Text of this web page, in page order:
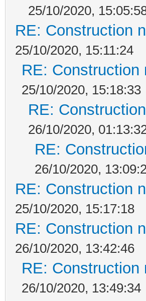
25/10/2020,
RE: Construction
25/10/2020, 15:11:24
RE:
25/10/2020, 15:18:33
RE:
26/10/2020,
RE:
26/10/2020,
RE: Construction
25/10/2020, 15:17:18
RE: Construction
26/10/2020, 13:42:46
RE:
26/10/2020, 13:49:34